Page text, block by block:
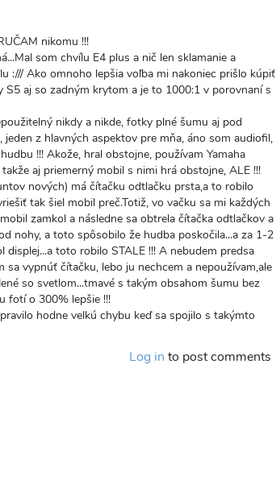
nikomu !!!
som chvílu E4 plus a nič len sklamanie a
:/// Ako omnoho lepšia voľba mi nakoniec prišlo kúpiť
aj so zadným krytom a je to 1000:1 v porovnaní s
nikdy a nikde, fotky plné šumu aj pod
z hlavných aspektov pre mňa, áno som audiofil,
!!! Akože, hral obstojne, používam Yamaha
aj priemerný mobil s nimi hrá obstojne, ALE !!!
nových) má čítačku odtlačku prsta,a to robilo
tak šiel mobil preč.Totiž, vo vačku sa mi každých
zamkol a následne sa obtrela čítačka odtlačkov a
nohy, a toto spôsobilo že hudba poskočila...a za 1-2
toto robilo STALE !!! A nebudem predsa
sa vypnúť čítačku, lebo ju nechcem a nepoužívam,ale
so svetlom...tmavé s takým obsahom šumu bez
fotí o 300% lepšie !!!
hodne velkú chybu keď sa spojilo s takýmto
Log in to post comments